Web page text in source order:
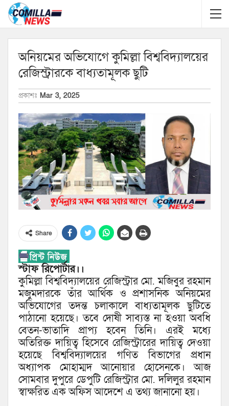
অনিয়মের অভিযোগে কুমিল্লা বিশ্ববিদ্যালয়ের
রেজিস্ট্রারকে বাধ্যতামূলক ছুটি
প্রকাশঃ Mar 3, 2025
Share
স্টাফ রিপোর্টার।।
কুমিল্লা বিশ্ববিদ্যালয়ের রেজিস্ট্রার মো. মজিবুর রহমান
মজুমদারকে তাঁর আর্থিক ও প্রশাসনিক অনিয়মের
অভিযোগের তদন্ত চলাকালে বাধ্যতামূলক ছুটিতে
পাঠানো হয়েছে। তবে দোষী সাব্যস্ত না হওয়া অবধি
বেতন-ভাতাদি প্রাপ্য হবেন তিনি। এরই মধ্যে
অতিরিক্ত দায়িত্ব হিসেবে রেজিস্ট্রারের দায়িত্ব দেওয়া
হয়েছে বিশ্ববিদ্যালয়ের গণিত বিভাগের প্রধান
অধ্যাপক মোহাম্মদ আনোয়ার হোসেনকে। আজ
সোমবার দুপুরে ডেপুটি রেজিস্ট্রার মো. দলিলুর রহমান
স্বাক্ষরিত এক অফিস আদেশে এ তথ্য জানানো হয়।